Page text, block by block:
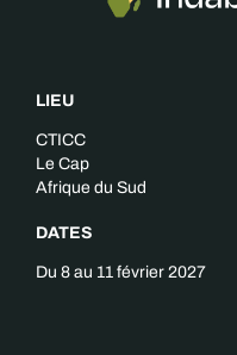
LIEU
CTICC
Le Cap
Afrique du Sud
DATES
Du 8 au 11 février 2027